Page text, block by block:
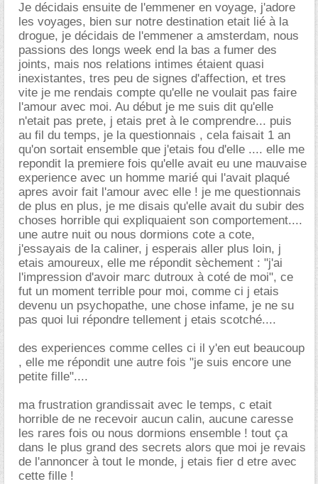
Je décidais ensuite de l'emmener en voyage, j'adore
les voyages, bien sur notre destination etait lié à la
drogue, je décidais de l'emmener a amsterdam, nous
passions des longs week end la bas a fumer des
joints, mais nos relations intimes étaient quasi
inexistantes, tres peu de signes d'affection, et tres
vite je me rendais compte qu'elle ne voulait pas faire
l'amour avec moi. Au début je me suis dit qu'elle
n'etait pas prete, j etais pret à le comprendre... puis
au fil du temps, je la questionnais , cela faisait 1 an
qu'on sortait ensemble que j'etais fou d'elle .... elle me
repondit la premiere fois qu'elle avait eu une mauvaise
experience avec un homme marié qui l'avait plaqué
apres avoir fait l'amour avec elle ! je me questionnais
de plus en plus, je me disais qu'elle avait du subir des
choses horrible qui expliquaient son comportement....
une autre nuit ou nous dormions cote a cote,
j'essayais de la caliner, j esperais aller plus loin, j
etais amoureux, elle me répondit sèchement : "j'ai
l'impression d'avoir marc dutroux à coté de moi", ce
fut un moment terrible pour moi, comme ci j etais
devenu un psychopathe, une chose infame, je ne su
pas quoi lui répondre tellement j etais scotché....
des experiences comme celles ci il y'en eut beaucoup
, elle me répondit une autre fois "je suis encore une
petite fille"....
ma frustration grandissait avec le temps, c etait
horrible de ne recevoir aucun calin, aucune caresse
les rares fois ou nous dormions ensemble ! tout ça
dans le plus grand des secrets alors que moi je revais
de l'annoncer à tout le monde, j etais fier d etre avec
cette fille !